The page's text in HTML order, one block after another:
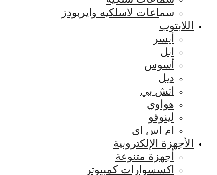
سماعات لاسلكيه وايربودز
اللابتوب
أيسر
ابل
أسوس
ديل
اتش بي
هواوي
لينوفو
ام اس اي
الأجهزة الإلكترونية
أجهزة متنوعة
اكسسوارات كمبيوتر